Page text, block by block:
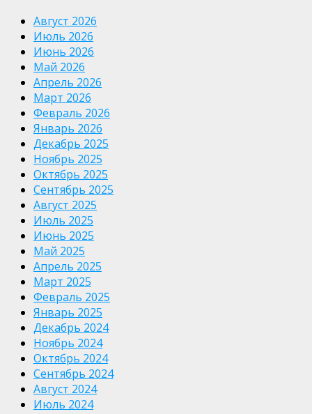
Август 2026
Июль 2026
Июнь 2026
Май 2026
Апрель 2026
Март 2026
Февраль 2026
Январь 2026
Декабрь 2025
Ноябрь 2025
Октябрь 2025
Сентябрь 2025
Август 2025
Июль 2025
Июнь 2025
Май 2025
Апрель 2025
Март 2025
Февраль 2025
Январь 2025
Декабрь 2024
Ноябрь 2024
Октябрь 2024
Сентябрь 2024
Август 2024
Июль 2024